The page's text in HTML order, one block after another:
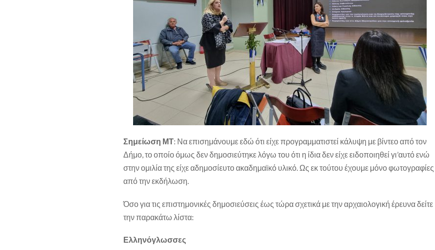
Σημείωση ΜΤ: Να επισημάνουμε εδώ ότι είχε προγραμματιστεί κάλυψη με βίντεο από τον
Δήμο, το οποίο όμως δεν δημοσιεύτηκε λόγω του ότι η ίδια δεν είχε ειδοποιηθεί γι’αυτό ενώ
στην ομιλία της είχε αδημοσίευτο ακαδημαϊκό υλικό. Ως εκ τούτου έχουμε μόνο φωτογραφίες
από την εκδήλωση.
Όσο για τις επιστημονικές δημοσιεύσεις έως τώρα σχετικά με την αρχαιολογική έρευνα δείτε
την παρακάτω λίστα:
Ελληνόγλωσσες